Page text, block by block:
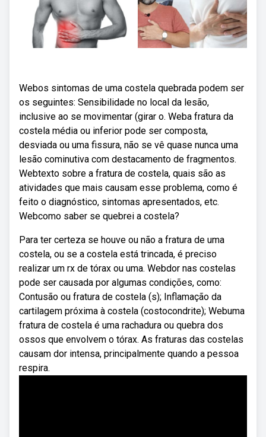
Webos sintomas de uma costela quebrada podem ser
os seguintes: Sensibilidade no local da lesão,
inclusive ao se movimentar (girar o. Weba fratura da
costela média ou inferior pode ser composta,
desviada ou uma fissura, não se vê quase nunca uma
lesão cominutiva com destacamento de fragmentos.
Webtexto sobre a fratura de costela, quais são as
atividades que mais causam esse problema, como é
feito o diagnóstico, sintomas apresentados, etc.
Webcomo saber se quebrei a costela?
Para ter certeza se houve ou não a fratura de uma
costela, ou se a costela está trincada, é preciso
realizar um rx de tórax ou uma. Webdor nas costelas
pode ser causada por algumas condições, como:
Contusão ou fratura de costela (s); Inflamação da
cartilagem próxima à costela (costocondrite); Webuma
fratura de costela é uma rachadura ou quebra dos
ossos que envolvem o tórax. As fraturas das costelas
causam dor intensa, principalmente quando a pessoa
respira.